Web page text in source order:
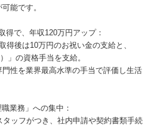
能です。
得で、年収120万円アップ：
得後は10万円のお祝い金の支給と、
」の資格手当を支給。
性を業界最高水準の手当で評価し生活
業務」への集中：
ッフがつき、社内申請や契約書類手続